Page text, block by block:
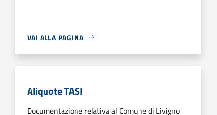
VAI ALLA PAGINA
Aliquote TASI
Documentazione relativa al Comune di Livigno